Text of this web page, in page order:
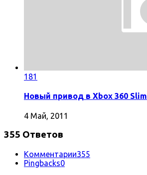
181
Новый привод в Xbox 360 Slim
4 Май, 2011
355 Ответов
Комментарии355
Pingbacks0